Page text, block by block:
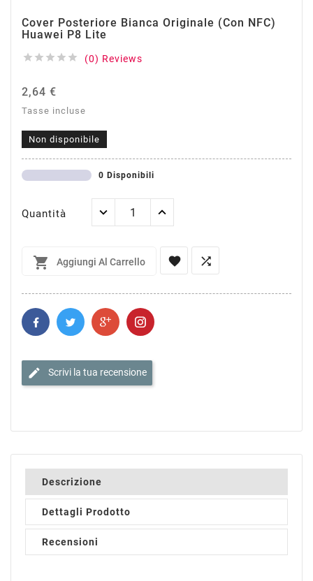
Cover Posteriore Bianca Originale (con NFC)
Huawei P8 Lite
     (0) Reviews
2,64 €
Tasse incluse
Non disponibile
0 Disponibili
Quantità
 Aggiungi Al Carrello  
edit Scrivi la tua recensione
Descrizione
Dettagli Prodotto
Recensioni